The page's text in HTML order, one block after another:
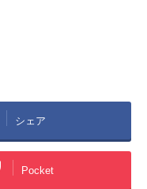
シェア
Pocket